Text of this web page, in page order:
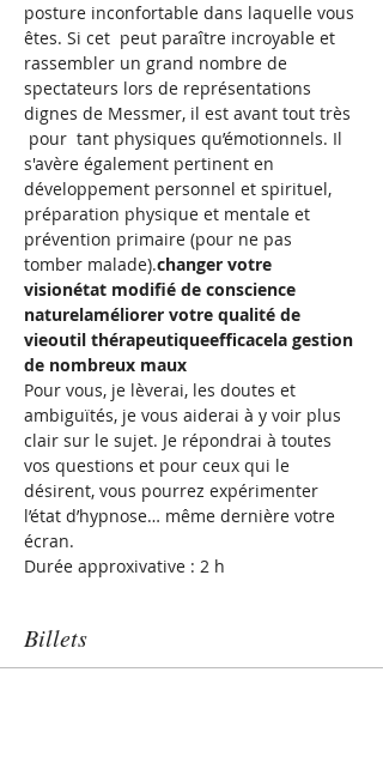
posture inconfortable dans laquelle vous
êtes. Si cet peut paraître incroyable et
rassembler un grand nombre de
spectateurs lors de représentations
dignes de Messmer, il est avant tout très
pour tant physiques qu’émotionnels. Il
s'avère également pertinent en
développement personnel et spirituel,
préparation physique et mentale et
prévention primaire (pour ne pas
tomber malade).changer votre
visionétat modifié de conscience
naturelaméliorer votre qualité de
vieoutil thérapeutiqueefficacela gestion
de nombreux maux
Pour vous, je lèverai, les doutes et
ambiguïtés, je vous aiderai à y voir plus
clair sur le sujet. Je répondrai à toutes
vos questions et pour ceux qui le
désirent, vous pourrez expérimenter
l’état d’hypnose… même dernière votre
écran.
Durée approxivative : 2 h
Billets